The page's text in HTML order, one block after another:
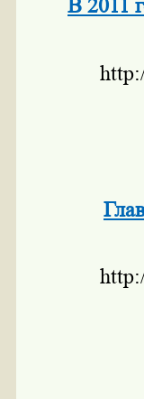
В 2011